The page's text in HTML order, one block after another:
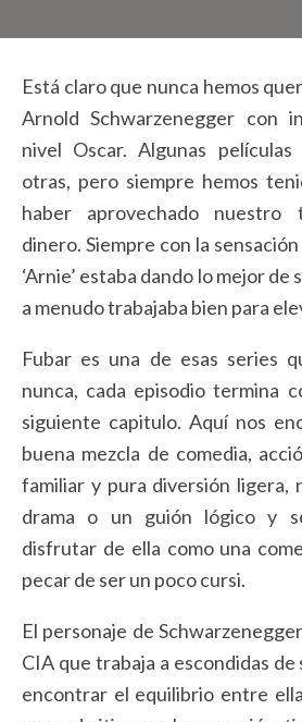
Está claro que nunca hemos
Arnold Schwarzenegger con
nivel Oscar. Algunas
otras, pero siempre hemos
haber aprovechado
dinero. Siempre con la
‘Arnie’ estaba dando lo mejor de
a menudo trabajaba bien para
Fubar es una de esas series
nunca, cada episodio termina
siguiente capitulo. Aquí nos
buena mezcla de comedia,
familiar y pura diversión ligera,
drama o un guión lógico y
disfrutar de ella como una
pecar de ser un poco cursi.
El personaje de
CIA que trabaja a escondidas
encontrar el equilibrio entre